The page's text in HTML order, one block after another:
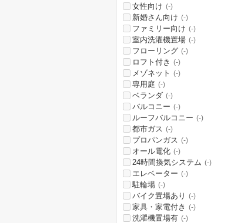
女性向け (-)
新婚さん向け (-)
ファミリー向け (-)
室内洗濯機置場 (-)
フローリング (-)
ロフト付き (-)
メゾネット (-)
専用庭 (-)
ベランダ (-)
バルコニー (-)
ルーフバルコニー (-)
都市ガス (-)
プロパンガス (-)
オール電化 (-)
24時間換気システム (-)
エレベーター (-)
駐輪場 (-)
バイク置場あり (-)
家具・家電付き (-)
洗濯機置場有 (-)